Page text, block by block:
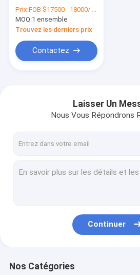
machine de tasse de
papier de thé des
machines 180-
300g/M2
Prix:FOB $17500 - 18000/ Set
MOQ:1 ensemble
Trouvez les derniers prix
Contactez
Laisser Un
Nous Vous Répondrons
Continuer
Nos Catégories